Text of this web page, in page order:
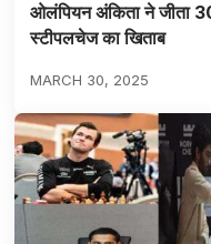
ओलंपियन अंकिता ने जीता
स्टीपलचेज का खिताब
MARCH 30, 2025